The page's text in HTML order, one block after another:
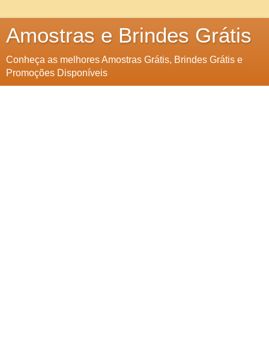
Amostras e Brindes Grátis
Conheça as melhores Amostras Grátis, Brindes Grátis e
Promoções Disponíveis